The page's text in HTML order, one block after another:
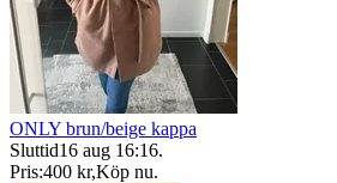
ONLY brun/beige kappa
Sluttid16 aug 16:16.
Pris:400 kr,Köp nu.